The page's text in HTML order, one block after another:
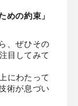
めの約束」
、ぜひその
目してみて
にわたって
術が息づい